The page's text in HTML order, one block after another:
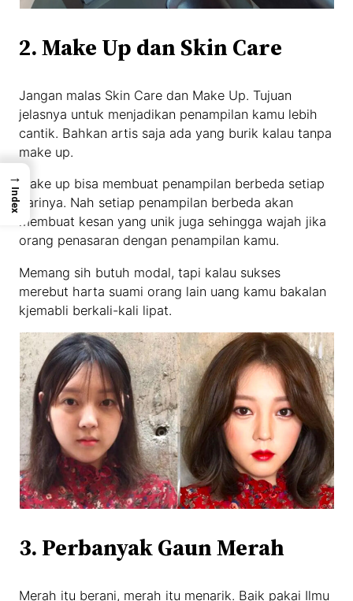
2. Make Up dan Skin Care
Jangan malas Skin Care dan Make Up. Tujuan
jelasnya untuk menjadikan penampilan kamu lebih
cantik. Bahkan artis saja ada yang burik kalau tanpa
make up.
Make up bisa membuat penampilan berbeda setiap
harinya. Nah setiap penampilan berbeda akan
membuat kesan yang unik juga sehingga wajah jika
orang penasaran dengan penampilan kamu.
Memang sih butuh modal, tapi kalau sukses
merebut harta suami orang lain uang kamu bakalan
kjemabli berkali-kali lipat.
3. Perbanyak Gaun Merah
Merah itu berani, merah itu menarik. Baik pakai Ilmu
→
Index